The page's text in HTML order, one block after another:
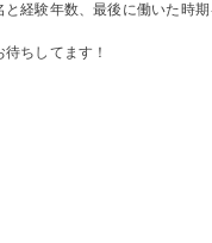
と経験年数、最後に働いた時
ちしてます！